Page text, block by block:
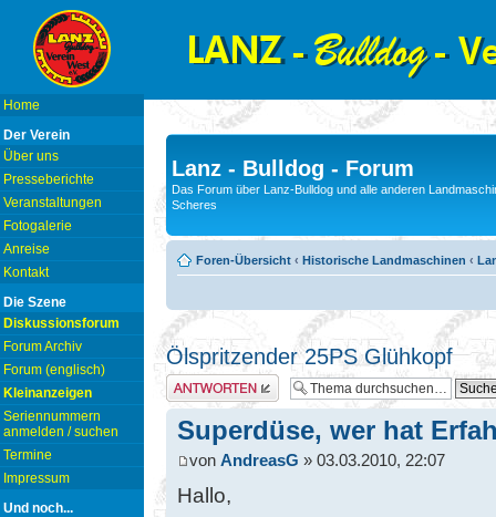
Home
Der Verein
Über uns
Presseberichte
Veranstaltungen
Fotogalerie
Anreise
Kontakt
Die Szene
Diskussionsforum
Forum Archiv
Forum (englisch)
Kleinanzeigen
Seriennummern
anmelden / suchen
Termine
Impressum
Und noch...
Lanz - Bulldog - Forum
Das Forum über Lanz-Bulldog und alle anderen
Scheres
Foren-Übersicht ‹ Historische Landmaschinen ‹
Ölspritzender 25PS Glühkopf
Antwort erstellen
Superdüse, wer hat
von AndreasG » 03.03.2010, 22:07
Hallo,